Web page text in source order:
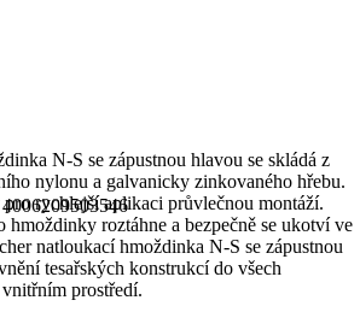
N-S se zápustnou hlavou se skládá z
nylonu a galvanicky zinkovaného hřebu.
rychlejší aplikaci průvlečnou montáží.
hmoždinky roztáhne a bezpečně se ukotví ve
natloukací hmoždinka N-S se zápustnou
tesařských konstrukcí do všech
prostředí.